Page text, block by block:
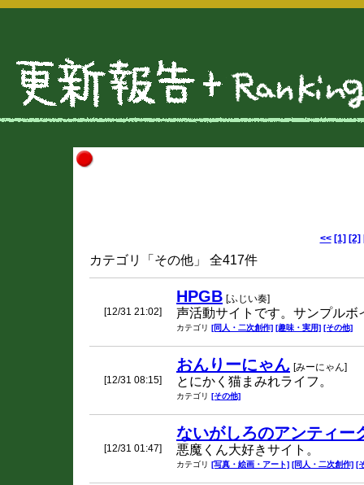
<< [1] [2]
カテゴリ「その他」 全417件
[12/31 21:02]
HPGB [ふじい奏]
声活動サイトです。サンプルボ
カテゴリ [同人・二次創作] [趣味・実用] [その他]
[12/31 08:15]
おんりーにゃん [みーにゃん]
とにかく猫まみれライフ。
カテゴリ [その他]
[12/31 01:47]
ないがしろのアンティー
悪魔くん大好きサイト。
カテゴリ [写真・絵画・アート] [同人・二次創作] [